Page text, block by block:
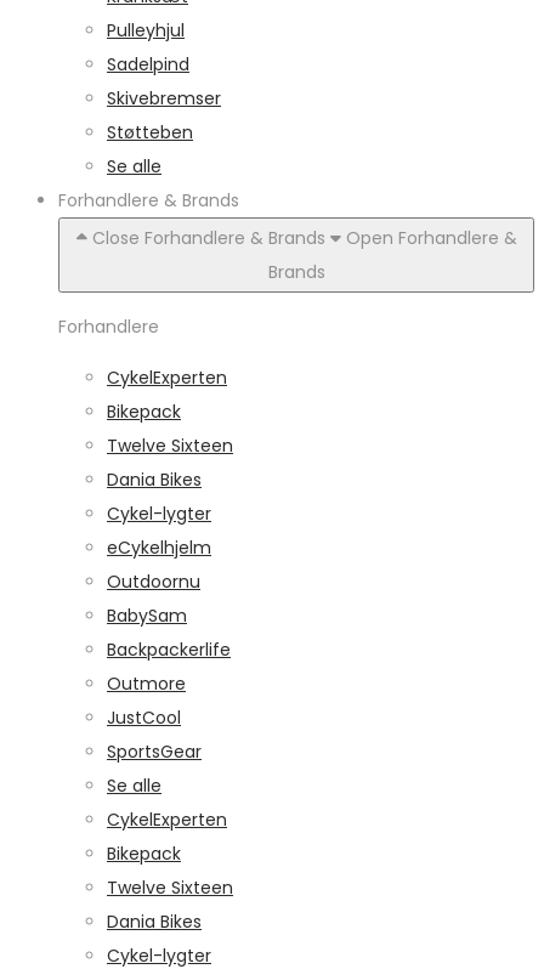
Pulleyhjul
Sadelpind
Skivebremser
Støtteben
Se alle
Forhandlere & Brands
Close Forhandlere & Brands
Open Forhandlere &
Brands
Forhandlere
CykelExperten
Bikepack
Twelve Sixteen
Dania Bikes
Cykel-lygter
eCykelhjelm
Outdoornu
BabySam
Backpackerlife
Outmore
JustCool
SportsGear
Se alle
CykelExperten
Bikepack
Twelve Sixteen
Dania Bikes
Cykel-lygter